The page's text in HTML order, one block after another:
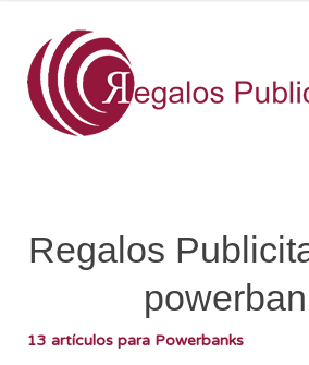
Regalos
13 artículos para Powerbanks